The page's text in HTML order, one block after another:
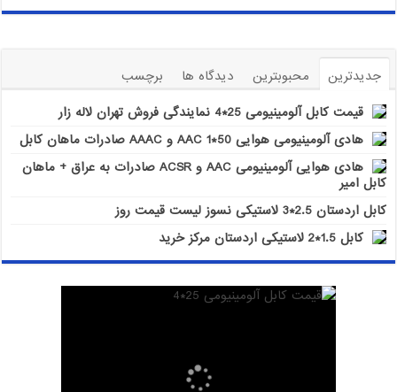
جدیدترین محبوبترین دیدگاه ها
برچسب
قیمت کابل آلومینیومی 25*4 نمایندگی فروش تهران لاله زار
هادی آلومینیومی هوایی 50*1 AAC و AAAC صادرات ماهان کابل
هادی هوایی آلومینیومی AAC و ACSR صادرات به عراق + ماهان
کابل امیر
کابل اردستان 2.5*3 لاستیکی نسوز لیست قیمت روز
کابل 1.5*2 لاستیکی اردستان مرکز خرید